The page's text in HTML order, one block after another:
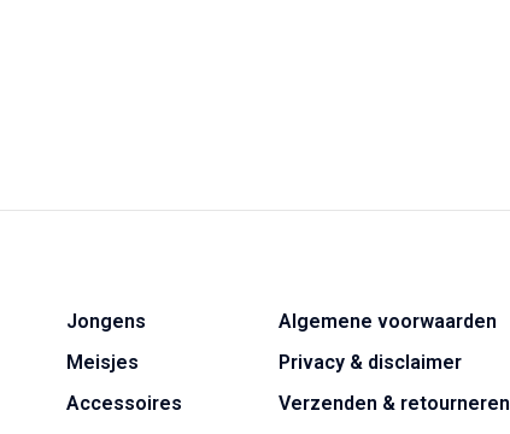
Jongens
Meisjes
Accessoires
Algemene voorwaarden
Privacy & disclaimer
Verzenden & retourneren